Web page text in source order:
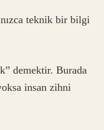
teknik bir bilgi
demektir. Burada
insan zihni